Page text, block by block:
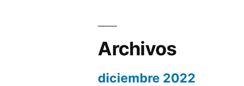
Archivos
diciembre 2022